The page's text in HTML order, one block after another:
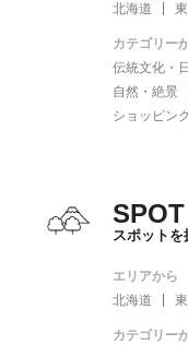
北海道
カテゴリー
伝統文化・
自然・絶景
ショッピン
SPOT
スポットを
エリアから
北海道
カテゴリー